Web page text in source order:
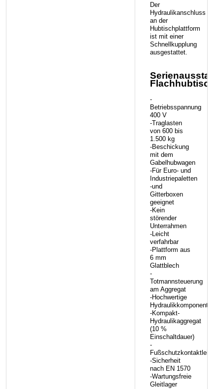
Der
Hydraulikanschluss
an der
Hubtischplattform
ist mit einer
Schnellkupplung
ausgestattet.
Flachhubtisch:
-
Betriebsspannung
400 V
-Traglasten
von 600 bis
1.500 kg
-Beschickung
mit dem
Gabelhubwagen
-Für Euro- und
Industriepaletten
-und
Gitterboxen
geeignet
-Kein
störender
Unterrahmen
-Leicht
verfahrbar
-Plattform aus
6 mm
Glattblech
-
Totmannsteuerung
am Aggregat
-Hochwertige
Hydraulikkomponenten
-Kompakt-
Hydraulikaggregat
(10 %
Einschaltdauer)
-
Fußschutzkontaktleiste
-Sicherheit
nach EN 1570
-Wartungsfreie
Gleitlager